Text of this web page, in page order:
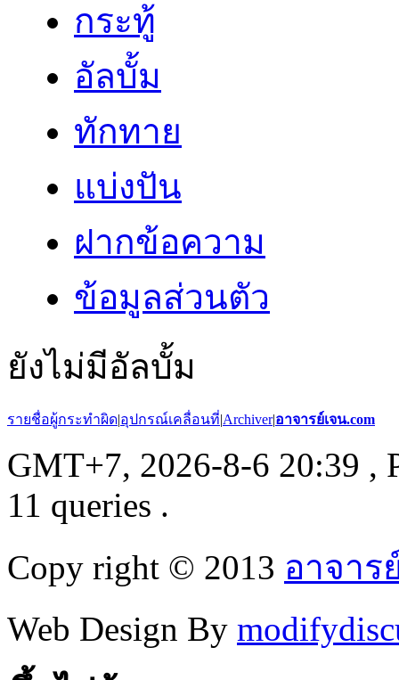
กระทู้
อัลบั้ม
ทักทาย
แบ่งปัน
ฝากข้อความ
ข้อมูลส่วนตัว
ยังไม่มีอัลบั้ม
รายชื่อผู้กระทำผิด|อุปกรณ์เคลื่อนที่|Archiver|อาจารย์เจน.com
GMT+7, 2026-8-6 20:39 ,
11 queries .
Copy right © 2013 อาจาร
Web Design By